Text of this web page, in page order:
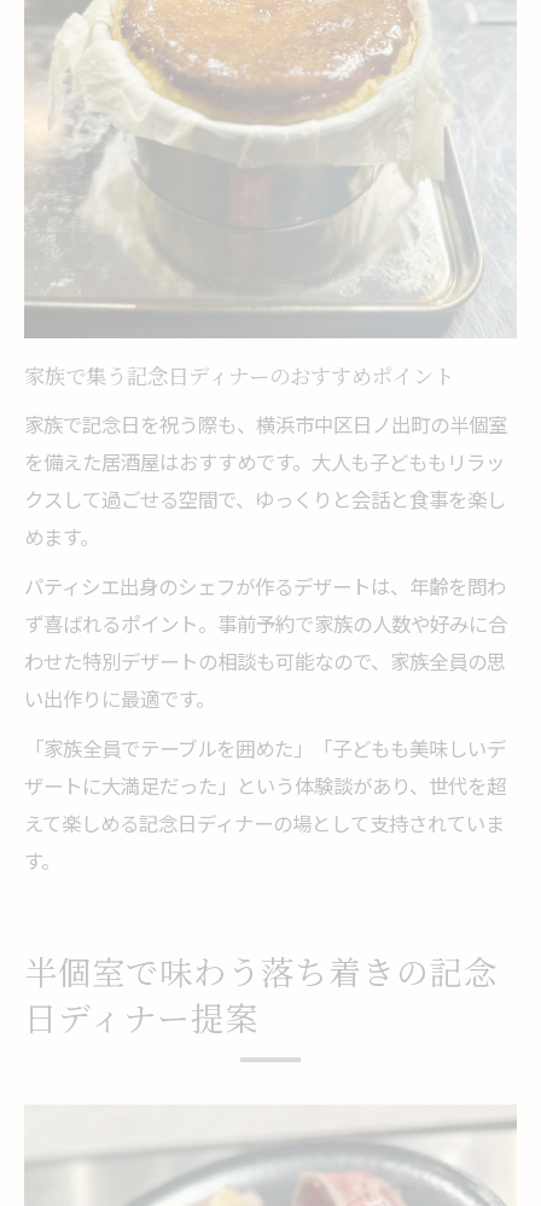
家族で集う記念日ディナーのおすすめポイント
家族で記念日を祝う際も、横浜市中区日ノ出町の半個室
を備えた居酒屋はおすすめです。大人も子どももリラッ
クスして過ごせる空間で、ゆっくりと会話と食事を楽し
めます。
パティシエ出身のシェフが作るデザートは、年齢を問わ
ず喜ばれるポイント。事前予約で家族の人数や好みに合
わせた特別デザートの相談も可能なので、家族全員の思
い出作りに最適です。
「家族全員でテーブルを囲めた」「子どもも美味しいデ
ザートに大満足だった」という体験談があり、世代を超
えて楽しめる記念日ディナーの場として支持されていま
す。
半個室で味わう落ち着きの記念
日ディナー提案